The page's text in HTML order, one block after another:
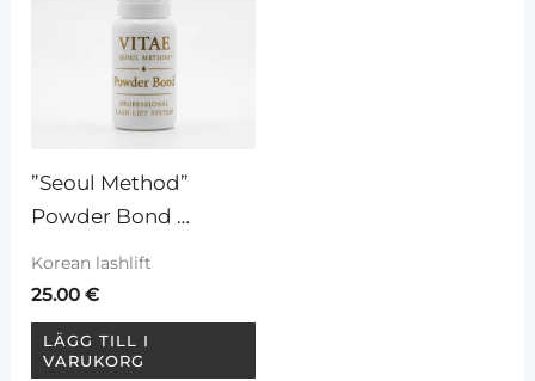
”Seoul Method”
Powder Bond
koreansk teknik
Korean lashlift
25.00€
LÄGG TILL I
VARUKORG